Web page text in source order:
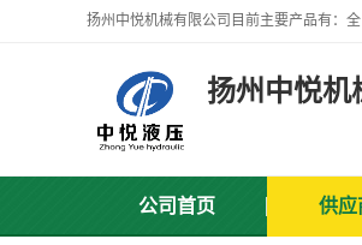
扬州中悦机
公司首页 供应